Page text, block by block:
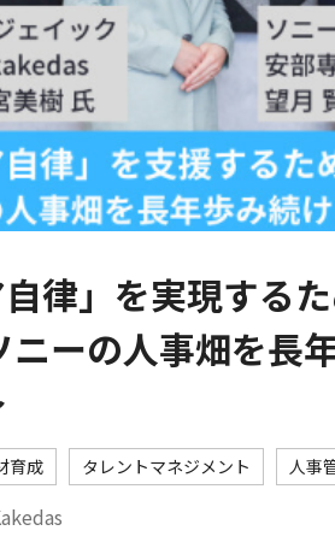
自律」を実現する
ニーの人事畑を長
育成 タレントマネジメント 人事